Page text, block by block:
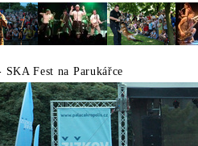
SKA Fest na Parukářce